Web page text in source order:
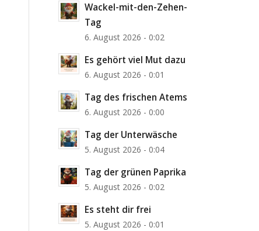
Wackel-mit-den-Zehen-
Tag
6. August 2026 - 0:02
Es gehört viel Mut dazu
6. August 2026 - 0:01
Tag des frischen Atems
6. August 2026 - 0:00
Tag der Unterwäsche
5. August 2026 - 0:04
Tag der grünen Paprika
5. August 2026 - 0:02
Es steht dir frei
5. August 2026 - 0:01